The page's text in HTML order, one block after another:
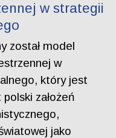
w strategii
został model
w
który jest
założeń
jako